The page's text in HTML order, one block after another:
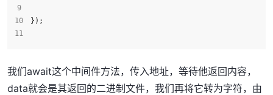
});
我们await这个中间件方法，传入地址，等待他返回内容，
data就会是其返回的二进制文件，我们再将它转为字符，由